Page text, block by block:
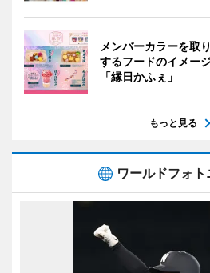
メンバーカラーを取
するフードのイメー
「縁日かふぇ」
もっと見る
ワールドフォト